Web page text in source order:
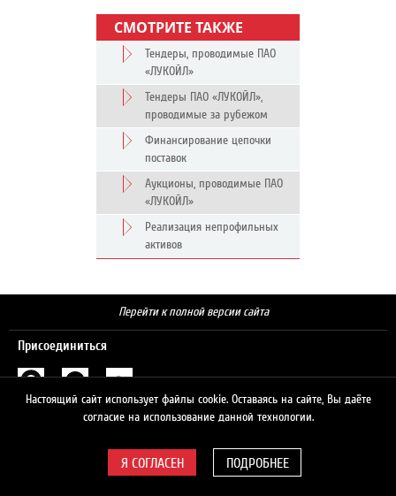
СМОТРИТЕ ТАКЖЕ
Тендеры, проводимые ПАО
«ЛУКОЙЛ»
Тендеры ПАО «ЛУКОЙЛ»,
проводимые за рубежом
Финансирование цепочки
поставок
Аукционы, проводимые ПАО
«ЛУКОЙЛ»
Реализация непрофильных
активов
Перейти к полной версии сайта
Присоединиться
Настоящий сайт использует файлы cookie. Оставаясь на сайте, Вы даёте
согласие на использование данной технологии.
ПОДРОБНЕЕ